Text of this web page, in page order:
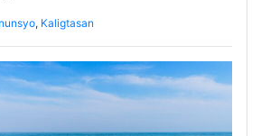
, Kaligtasan